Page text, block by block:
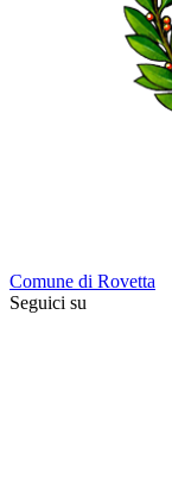
Comune di Rovetta
Seguici su